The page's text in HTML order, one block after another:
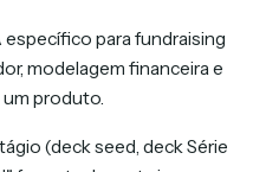
para fundraising
modelagem financeira e
produto.
(deck seed, deck Série